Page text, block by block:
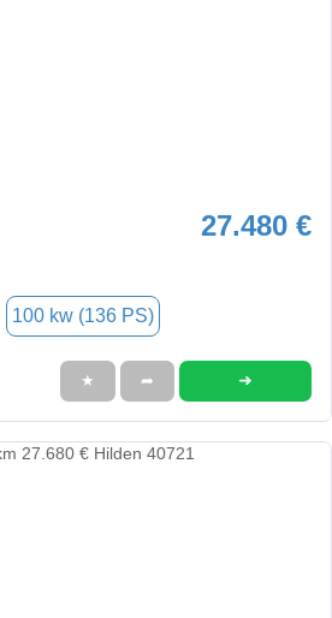
27.480 €
100 kw (136 PS)
★ ➦ ➜